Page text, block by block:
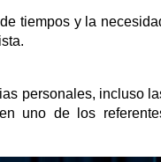
tiempos y la
personales, incluso
uno de los